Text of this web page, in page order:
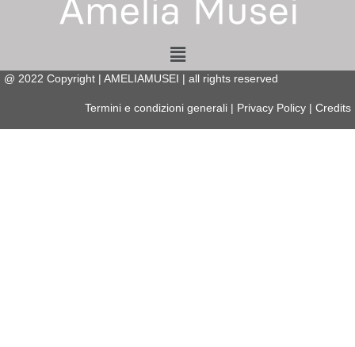
Menu
@ 2022 Copyright | AMELIAMUSEI | all rights reserved
Termini e condizioni generali Privacy Policy Credits